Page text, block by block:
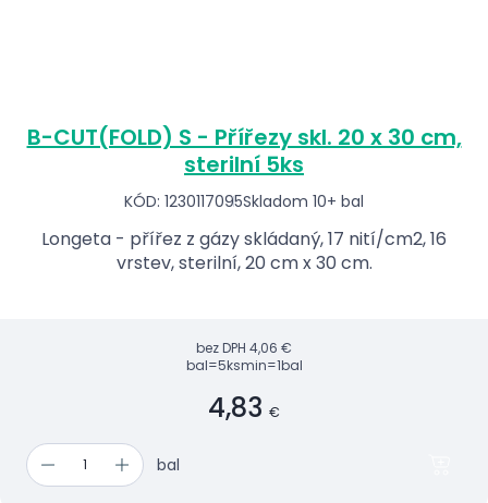
B-CUT(FOLD) S - Přířezy skl. 20 x 30 cm,
sterilní 5ks
KÓD: 1230117095Skladom 10+ bal
Longeta - přířez z gázy skládaný, 17 nití/cm2, 16
vrstev, sterilní, 20 cm x 30 cm.
bez DPH 4,06 €
bal=5ksmin=1bal
4,83 €
bal